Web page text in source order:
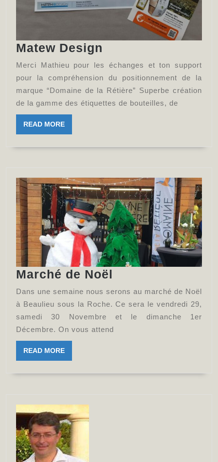
Matew Design
Design
Merci Mathieu pour les échanges et ton support
pour la compréhension du positionnement de la
marque “Domaine de la Rétière” Superbe création
de la gamme des étiquettes de bouteilles, de
READ MOREREAD
MORE
Marché de Noël
de
Noël
Dans une semaine nous serons au marché de Noël
à Beaulieu sous la Roche. Ce sera le vendredi 29,
samedi 30 Novembre et le dimanche 1er
Décembre. On vous attend
READ MOREREAD
MORE